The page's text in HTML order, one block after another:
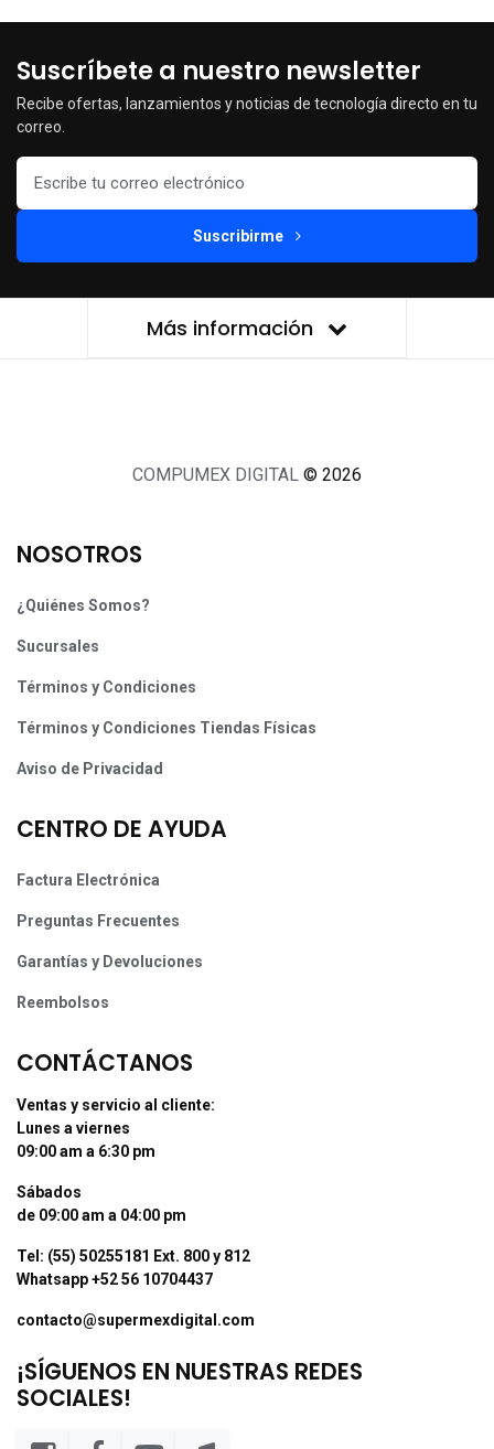
Suscríbete a nuestro newsletter
Recibe ofertas, lanzamientos y noticias de tecnología directo en tu
correo.
Suscribirme
Más información
COMPUMEX DIGITAL © 2026
NOSOTROS
¿Quiénes Somos?
Sucursales
Términos y Condiciones
Términos y Condiciones Tiendas Físicas
Aviso de Privacidad
CENTRO DE AYUDA
Factura Electrónica
Preguntas Frecuentes
Garantías y Devoluciones
Reembolsos
CONTÁCTANOS
Ventas y servicio al cliente:
Lunes a viernes
09:00 am a 6:30 pm
Sábados
de 09:00 am a 04:00 pm
Tel: (55) 50255181 Ext. 800 y 812
Whatsapp +52 56 10704437
contacto@supermexdigital.com
¡SÍGUENOS EN NUESTRAS REDES
SOCIALES!